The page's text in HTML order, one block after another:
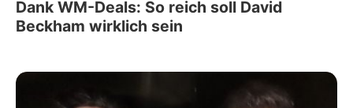
Dank WM-Deals: So reich soll David
Beckham wirklich sein